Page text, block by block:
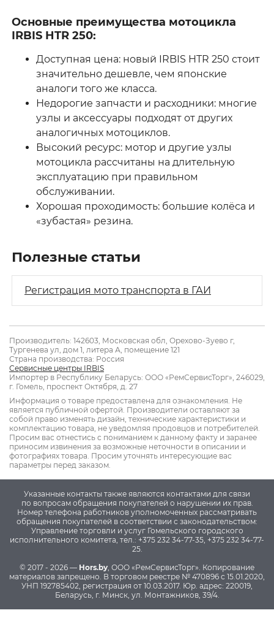
Основные преимущества мотоцикла
IRBIS HTR 250:
Доступная цена: новый IRBIS HTR 250 стоит
значительно дешевле, чем японские
аналоги того же класса.
Недорогие запчасти и расходники: многие
узлы и аксессуары подходят от других
аналогичных мотоциклов.
Высокий ресурс: мотор и другие узлы
мотоцикла рассчитаны на длительную
эксплуатацию при правильном
обслуживании.
Хорошая проходимость: большие колёса и
«зубастая» резина.
Полезные статьи
Регистрация мото транспорта в ГАИ
Производитель: 142603, Московская обл, Орехово-Зуево г,
Тургенева ул, дом 1, литера А, помещение 121
Страна производства: Россия
Сервисные центры IRBIS
Импортер в Республику Беларусь: ООО «РемСервисТорг», 246029,
г. Гомель, проспект Октября, д. 27
Информация о товаре предоставлена для ознакомления. Не
является публичной офертой. Производители оставляют за
собой право изменять дизайн, технические характеристики и
комплектацию товара, не уведомляя продовцов и потребителей.
Просим вас отнестись с пониманием к данному факту и заранее
приносим извинения за возможные неточности в описании и
фотографиях товара. Просим уточнять интересующие вас
параметры перед заказом.
Указанные контакты также являются контактами для связи
по вопросам обращения покупателей о нарушении их прав.
Номер телефона работников уполномоченных рассматривать
обращения покупателей в соответствии с законодательством:
Управление торговли и услуг Гомельского городского
исполнительного комитета, тел.: +375 232 34-77-35, +375 232 34-77-
25.
© 2017 - 2026 — Hors.by , ООО «РемСервисТорг». Копирование
материалов запрещено. В торговом реестре № 470896 с 15.01.2020,
УНП 192785402, регистрация от 10.03.2017. Юр. адрес: 220019,
Беларусь, г. Минск, ул. Монтажников, 39/4.